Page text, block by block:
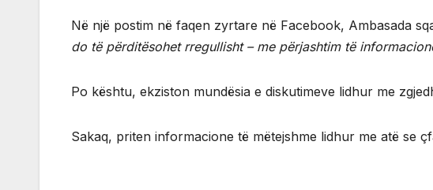
Në një postim në faqen zyrtare në Facebook, Ambasada
do të përditësohet rregullisht – me përjashtim të
Po kështu, ekziston mundësia e diskutimeve lidhur me
Sakaq, priten informacione të mëtejshme lidhur me atë se